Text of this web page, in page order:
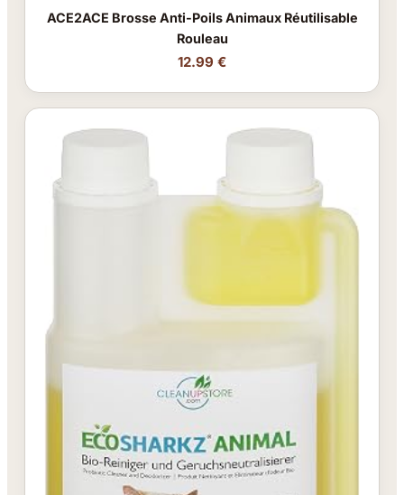
ACE2ACE Brosse Anti-Poils Animaux Réutilisable
Rouleau
12.99 €